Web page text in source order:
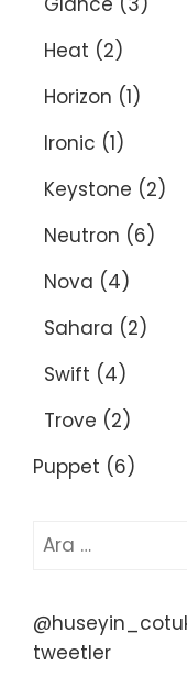
Heat (2)
Horizon (1)
Ironic (1)
Keystone (2)
Neutron (6)
Nova (4)
Sahara (2)
Swift (4)
Trove (2)
Puppet (6)
Arama:
tweetler